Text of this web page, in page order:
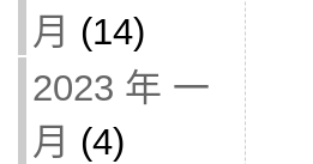
月 (14)
2023 年 一
月 (4)